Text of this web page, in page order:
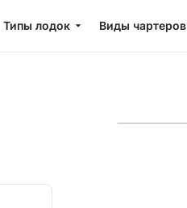
Типы лодок Виды чартеров